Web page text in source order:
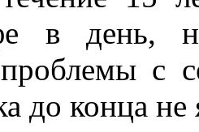
в день,
проблемы с
до конца не